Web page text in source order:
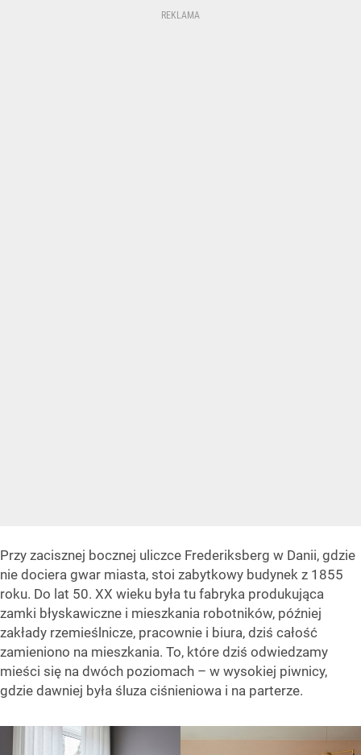
Przy zacisznej bocznej uliczce Frederiksberg w Danii, gdzie
nie dociera gwar miasta, stoi zabytkowy budynek z 1855
roku. Do lat 50. XX wieku była tu fabryka produkująca
zamki błyskawiczne i mieszkania robotników, później
zakłady rzemieślnicze, pracownie i biura, dziś całość
zamieniono na mieszkania. To, które dziś odwiedzamy
mieści się na dwóch poziomach – w wysokiej piwnicy,
gdzie dawniej była śluza ciśnieniowa i na parterze.